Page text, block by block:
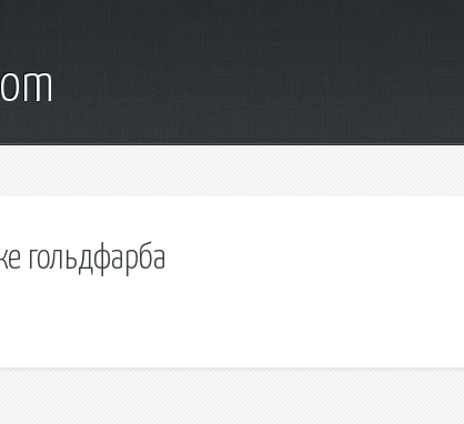
гольдфарба